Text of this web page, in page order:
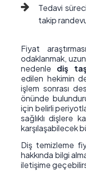
Tedavi
takip
Fiyat
odaklanmak,
nedenle diş
edilen hekimin
işlem sonrası
önünde
için belirli
sağlıklı dişlere
karşılaşabilecek
Diş temizleme
hakkında bilgi
iletişime